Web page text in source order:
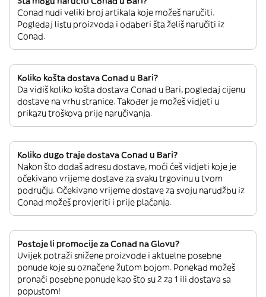
Conad nudi veliki broj artikala koje možeš naručiti.
Pogledaj listu proizvoda i odaberi šta želiš naručiti iz
Conad.
Koliko košta dostava Conad u Bari?
Da vidiš koliko košta dostava Conad u Bari, pogledaj cijenu
dostave na vrhu stranice. Također je možeš vidjeti u
prikazu troškova prije naručivanja.
Koliko dugo traje dostava Conad u Bari?
Nakon što dodaš adresu dostave, moći ćeš vidjeti koje je
očekivano vrijeme dostave za svaku trgovinu u tvom
području. Očekivano vrijeme dostave za svoju narudžbu iz
Conad možeš provjeriti i prije plaćanja.
Postoje li promocije za Conad na Glovu?
Uvijek potraži snižene proizvode i aktuelne posebne
ponude koje su označene žutom bojom. Ponekad možeš
pronaći posebne ponude kao što su 2 za 1 ili dostava sa
popustom!